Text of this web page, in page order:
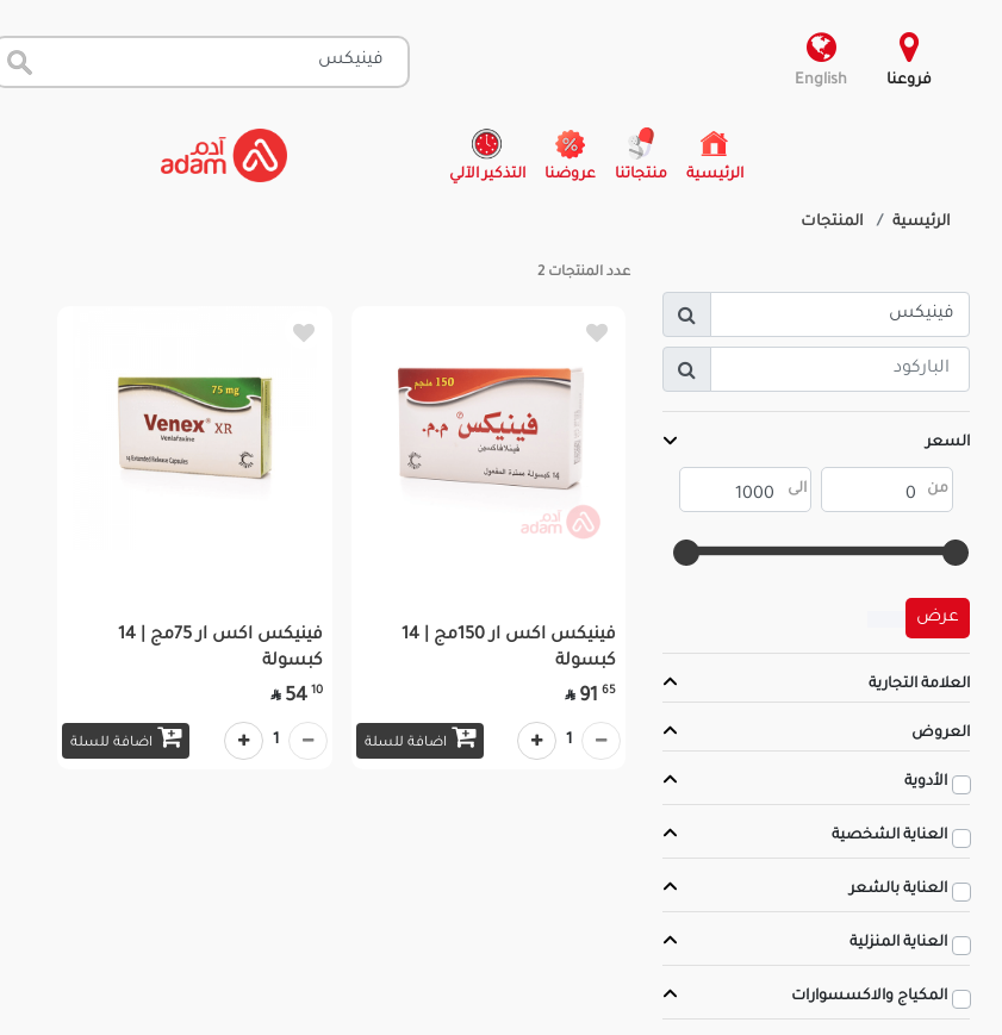
فروعنا English
الرئيسية
(current) منتجاتنا عروضنا التذكير الآلي
الرئيسية المنتجات
السعر
عرض
العلامة التجارية
العروض
الأدوية
العناية الشخصية
العناية بالشعر
العناية المنزلية
المكياج والاكسسوارات
عدد المنتجات 2
فينيكس اكس ار 150مج | 14
كبسولة
65
91

اضافة للسلة 1
فينيكس اكس ار 75مج | 14
كبسولة
10
54

اضافة للسلة 1